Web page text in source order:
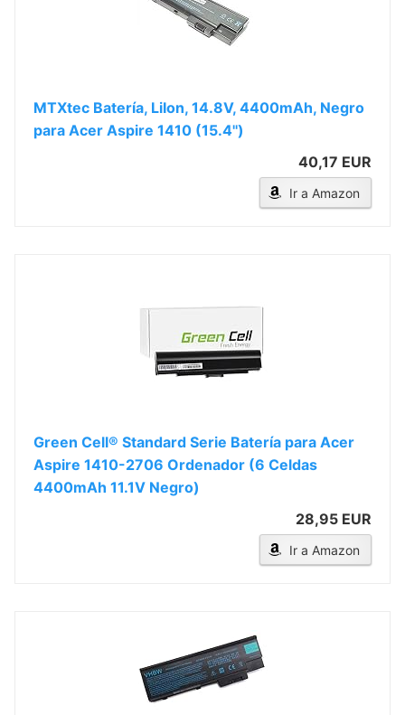
MTXtec Batería, LiIon, 14.8V, 4400mAh, Negro
para Acer Aspire 1410 (15.4'')
40,17 EUR
Ir a Amazon
Green Cell® Standard Serie Batería para Acer
Aspire 1410-2706 Ordenador (6 Celdas
4400mAh 11.1V Negro)
28,95 EUR
Ir a Amazon